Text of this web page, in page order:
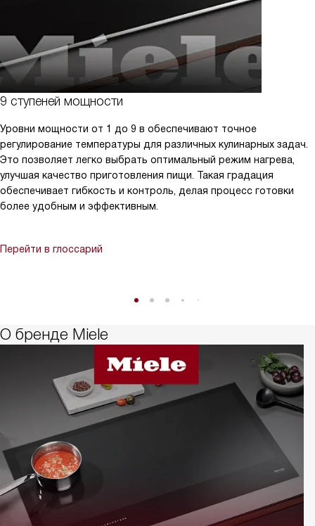
9 ступеней мощности
Уровни мощности от 1 до 9 в обеспечивают точное
регулирование температуры для различных кулинарных задач.
Это позволяет легко выбрать оптимальный режим нагрева,
улучшая качество приготовления пищи. Такая градация
обеспечивает гибкость и контроль, делая процесс готовки
более удобным и эффективным.
Перейти в глоссарий
О бренде Miele